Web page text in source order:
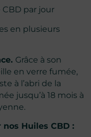
par jour
en plusieurs
Grâce à son
en verre fumée,
à l’abri de la
jusqu’à 18 mois à
Huiles CBD :